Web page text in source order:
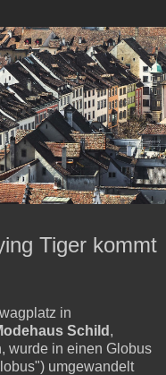
Tiger kommt
in
Schild ,
wurde in einen Globus
umgewandelt